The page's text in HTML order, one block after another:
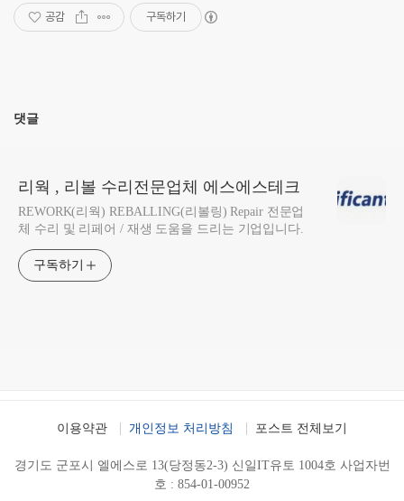
공감 구독하기
댓글
리웍 , 리볼 수리전문업체 에스에스테크
REWORK(리웍) REBALLING(리볼링) Repair 전문업
체 수리 및 리페어 / 재생 도움을 드리는 기업입니다.
구독하기
이용약관 개인정보 처리방침 포스트 전체보기
경기도 군포시 엘에스로 13(당정동2-3) 신일IT유토 1004호 사업자번
호 : 854-01-00952